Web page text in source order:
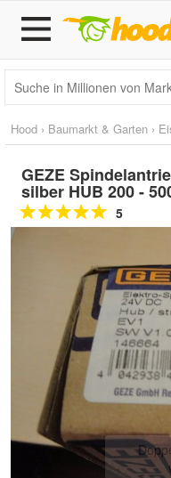
Hood › Baumarkt & Garten ›
GEZE
silber HUB 200 -
5